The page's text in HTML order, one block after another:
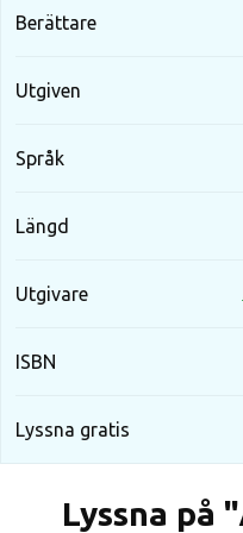
Berättare
Utgiven
Språk
Längd
Utgivare
ISBN
Lyssna gratis
Lyssna på